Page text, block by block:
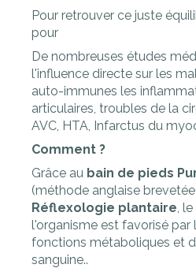
Pour retrouver ce juste
pour
De nombreuses études
l'influence directe sur les
auto-immunes les
articulaires, troubles de la
AVC, HTA, Infarctus du
Comment ?
Grâce au bain de pieds
(méthode anglaise
Réflexologie plantaire ,
l'organisme est favorisé par
fonctions métaboliques et
sanguine..